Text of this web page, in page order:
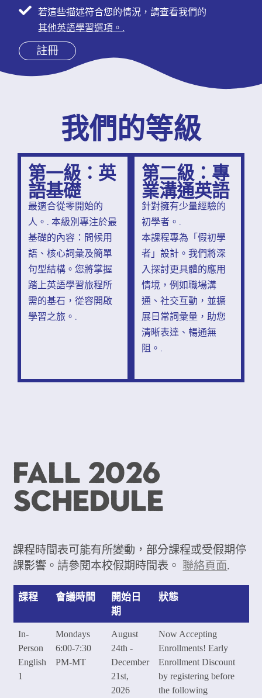
若這些描述符合您的情況，請查看我們的
其他英語學習選項。.
註冊
我們的等級
第一級：英
語基礎
最適合從零開始的
人。. 本級別專注於最
基礎的內容：問候用
語、核心詞彙及簡單
句型結構。您將掌握
踏上英語學習旅程所
需的基石，從容開啟
學習之旅。.
第二級：專
業溝通英語
針對擁有少量經驗的
初學者。.
本課程專為「假初學
者」設計。我們將深
入探討更具體的應用
情境，例如職場溝
通、社交互動，並擴
展日常詞彙量，助您
清晰表達、暢通無
阻。.
Fall 2026
Schedule
課程時間表可能有所變動，部分課程或受假期停
課影響。請參閱本校假期時間表。聯絡頁面.
課程 會議時間
開始日
期
狀態
In-
Person
English
1
Mondays
6:00-7:30
PM-MT
August
24th -
December
21st,
2026
Now Accepting
Enrollments! Early
Enrollment Discount
by registering before
the following